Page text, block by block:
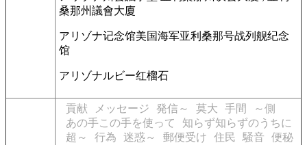
桑那州議會大廈
アリゾナ记念馆美国海军亚利桑那号战列舰纪念
馆
アリゾナルビー红榴石
貢献 メッセージ 発信～ 莫大 手間
～側
あの手この手を使って
知らず知らずのうちに
超～
行為 迷惑～ 郵便受け 住民 騒音
便秘